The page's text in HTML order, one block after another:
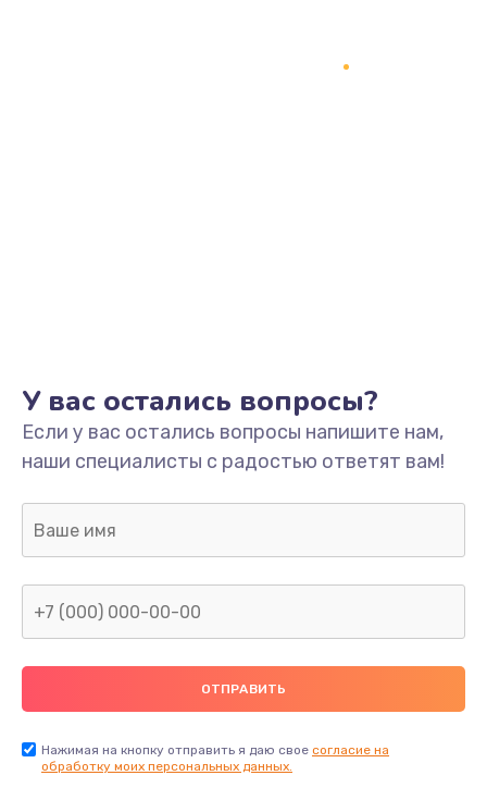
У вас остались вопросы?
Если у вас остались вопросы напишите нам,
наши специалисты с радостью ответят вам!
Нажимая на кнопку отправить я даю свое согласие на
обработку моих персональных данных.